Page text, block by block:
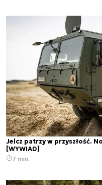
Jelcz patrzy w przyszłość.
[WYWIAD]
7 min.